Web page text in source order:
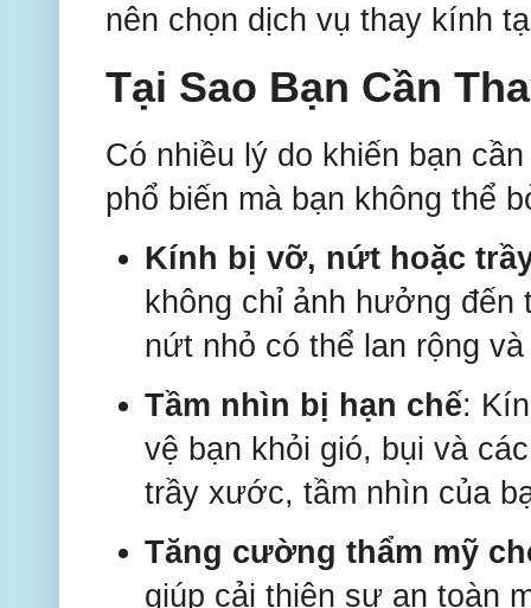
nên chọn dịch vụ thay kính
Tại Sao Bạn Cần
Có nhiều lý do khiến bạn
phổ biến mà bạn không thể
Kính bị vỡ, nứt hoặc
không chỉ ảnh hưởng đến
nứt nhỏ có thể lan rộng
Tầm nhìn bị hạn chế:
vệ bạn khỏi gió, bụi và
trầy xước, tầm nhìn của
Tăng cường thẩm mỹ
giúp cải thiện sự an toàn